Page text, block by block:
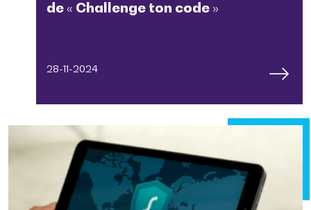
de « Challenge ton code »
28-11-2024